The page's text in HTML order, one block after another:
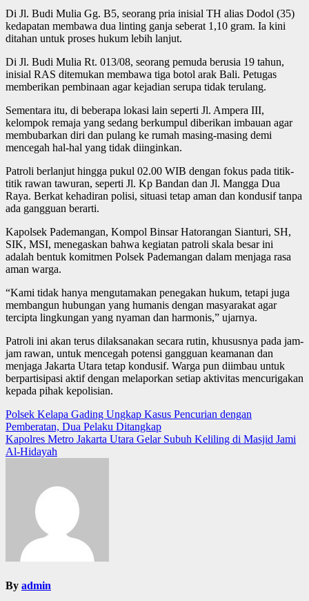
Di Jl. Budi Mulia Gg. B5, seorang pria inisial TH alias Dodol (35)
kedapatan membawa dua linting ganja seberat 1,10 gram. Ia kini
ditahan untuk proses hukum lebih lanjut.
Di Jl. Budi Mulia Rt. 013/08, seorang pemuda berusia 19 tahun,
inisial RAS ditemukan membawa tiga botol arak Bali. Petugas
memberikan pembinaan agar kejadian serupa tidak terulang.
Sementara itu, di beberapa lokasi lain seperti Jl. Ampera III,
kelompok remaja yang sedang berkumpul diberikan imbauan agar
membubarkan diri dan pulang ke rumah masing-masing demi
mencegah hal-hal yang tidak diinginkan.
Patroli berlanjut hingga pukul 02.00 WIB dengan fokus pada titik-
titik rawan tawuran, seperti Jl. Kp Bandan dan Jl. Mangga Dua
Raya. Berkat kehadiran polisi, situasi tetap aman dan kondusif tanpa
ada gangguan berarti.
Kapolsek Pademangan, Kompol Binsar Hatorangan Sianturi, SH,
SIK, MSI, menegaskan bahwa kegiatan patroli skala besar ini
adalah bentuk komitmen Polsek Pademangan dalam menjaga rasa
aman warga.
“Kami tidak hanya mengutamakan penegakan hukum, tetapi juga
membangun hubungan yang humanis dengan masyarakat agar
tercipta lingkungan yang nyaman dan harmonis,” ujarnya.
Patroli ini akan terus dilaksanakan secara rutin, khususnya pada jam-
jam rawan, untuk mencegah potensi gangguan keamanan dan
menjaga Jakarta Utara tetap kondusif. Warga pun diimbau untuk
berpartisipasi aktif dengan melaporkan setiap aktivitas mencurigakan
kepada pihak kepolisian.
Post
navigation
Polsek Kelapa Gading Ungkap Kasus Pencurian dengan
Pemberatan, Dua Pelaku Ditangkap
Kapolres Metro Jakarta Utara Gelar Subuh Keliling di Masjid Jami
Al-Hidayah
By admin